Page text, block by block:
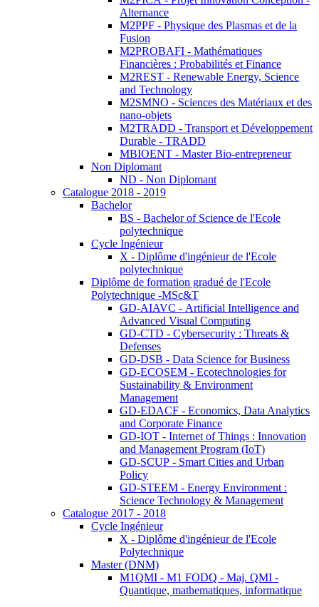
Alternance
M2PPF - Physique des Plasmas et de la
Fusion
M2PROBAFI - Mathématiques
Financières : Probabilités et Finance
M2REST - Renewable Energy, Science
and Technology
M2SMNO - Sciences des Matériaux et des
nano-objets
M2TRADD - Transport et Développement
Durable - TRADD
MBIOENT - Master Bio-entrepreneur
Non Diplomant
ND - Non Diplomant
Catalogue 2018 - 2019
Bachelor
BS - Bachelor of Science de l'Ecole
polytechnique
Cycle Ingénieur
X - Diplôme d'ingénieur de l'Ecole
polytechnique
Diplôme de formation gradué de l'Ecole
Polytechnique -MSc&T
GD-AIAVC - Artificial Intelligence and
Advanced Visual Computing
GD-CTD - Cybersecurity : Threats &
Defenses
GD-DSB - Data Science for Business
GD-ECOSEM - Ecotechnologies for
Sustainability & Environment
Management
GD-EDACF - Economics, Data Analytics
and Corporate Finance
GD-IOT - Internet of Things : Innovation
and Management Program (IoT)
GD-SCUP - Smart Cities and Urban
Policy
GD-STEEM - Energy Environment :
Science Technology & Management
Catalogue 2017 - 2018
Cycle Ingénieur
X - Diplôme d'ingénieur de l'Ecole
Polytechnique
Master (DNM)
M1QMI - M1 FODQ - Maj. QMI -
Quantique, mathematiques, informatique